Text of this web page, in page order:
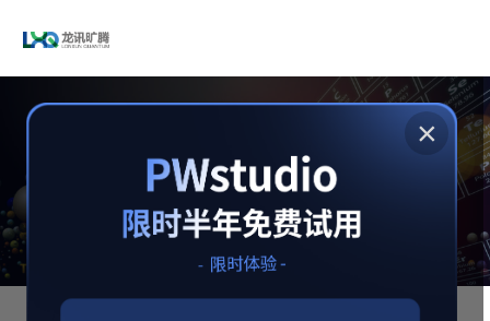
×
Charge Patching Method
Nanostructure Calculation First Principle Device Simulation